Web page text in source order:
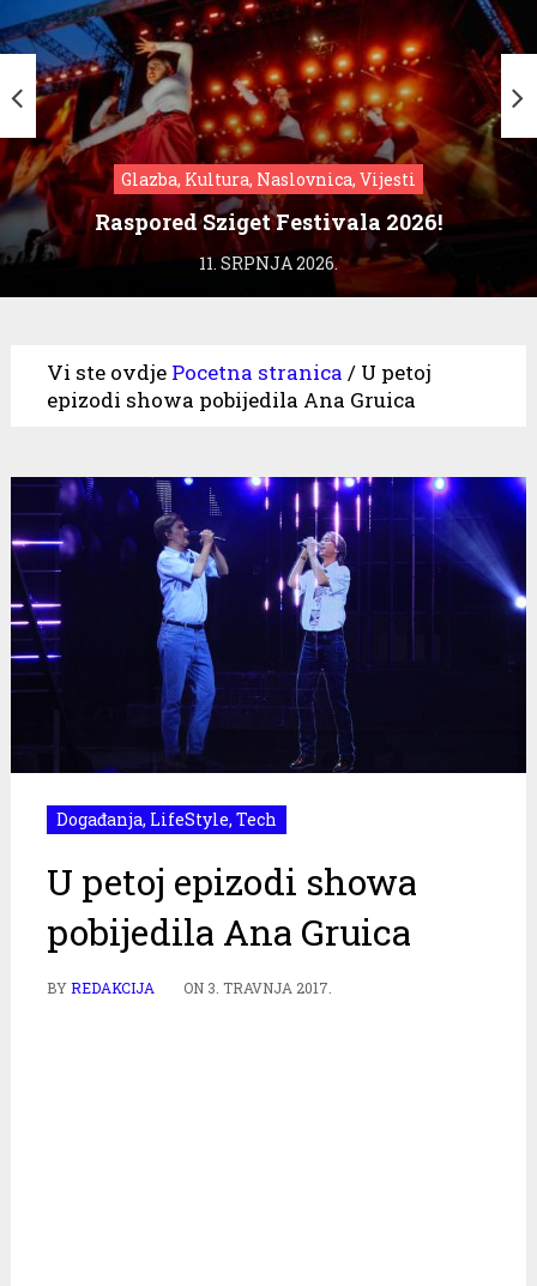
Glazba, Kultura, Naslovnica, Vijesti
Raspored Sziget Festivala 2026!
11. SRPNJA 2026.
Vi ste ovdje Pocetna stranica / U petoj
epizodi showa pobijedila Ana Gruica
Događanja, LifeStyle, Tech
U petoj epizodi showa
pobijedila Ana Gruica
BYREDAKCIJA ON 3. TRAVNJA 2017.